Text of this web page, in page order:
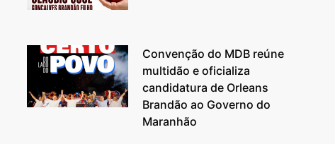
Convenção do MDB reúne
multidão e oficializa
candidatura de Orleans
Brandão ao Governo do
Maranhão